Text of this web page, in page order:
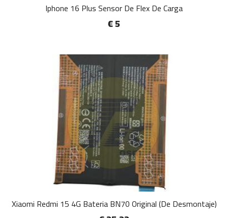
Iphone 16 Plus Sensor De Flex De Carga
€ 5
Xiaomi Redmi 15 4G Bateria BN70 Original (De Desmontaje)